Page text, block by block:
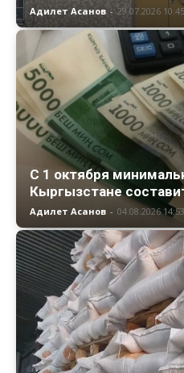
Адилет Асанов - 29.07.2026 10:45
С 1 октября
Кыргызстане
Адилет Асанов - 04.08.2026 14:53